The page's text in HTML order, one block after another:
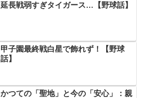
延長戦弱すぎタイガース…【野球話】
甲子園最終戦白星で飾れず！【野球
話】
かつての「聖地」と今の「安心」：親